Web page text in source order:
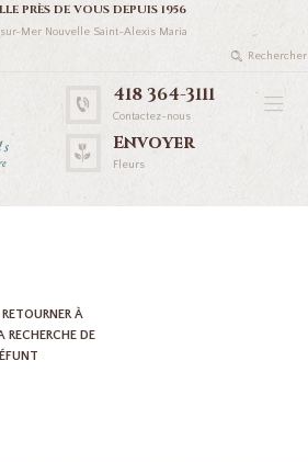
PRÈS DE VOUS DEPUIS 1956
Mer Nouvelle Saint-Alexis Maria
418 364-3111
Contactez-nous
Envoyer
Fleurs
RETOURNER À
RECHERCHE DE